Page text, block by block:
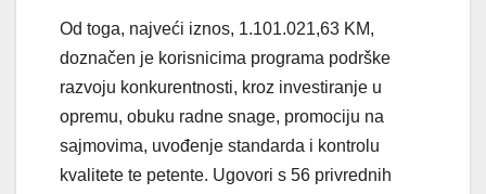
Od toga, najveći iznos, 1.101.021,63 KM,
doznačen je korisnicima programa podrške
razvoju konkurentnosti, kroz investiranje u
opremu, obuku radne snage, promociju na
sajmovima, uvođenje standarda i kontrolu
kvalitete te petente. Ugovori s 56 privrednih